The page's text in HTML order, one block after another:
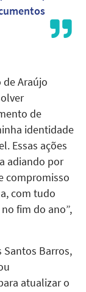
de Araújo
de
identidade
Essas ações
adiando por
compromisso
com tudo
fim do ano”,
Santos Barros,
atualizar o